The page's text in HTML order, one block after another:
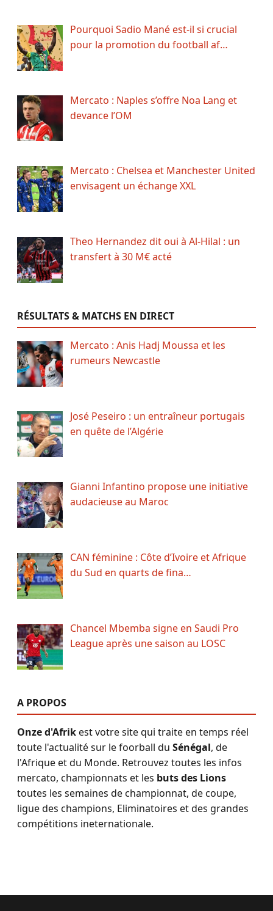
Pourquoi Sadio Mané est-il si crucial
pour la promotion du football af…
Mercato : Naples s’offre Noa Lang et
devance l’OM
Mercato : Chelsea et Manchester United
envisagent un échange XXL
Theo Hernandez dit oui à Al-Hilal : un
transfert à 30 M€ acté
RÉSULTATS & MATCHS EN DIRECT
Mercato : Anis Hadj Moussa et les
rumeurs Newcastle
José Peseiro : un entraîneur portugais
en quête de l’Algérie
Gianni Infantino propose une initiative
audacieuse au Maroc
CAN féminine : Côte d’Ivoire et Afrique
du Sud en quarts de fina…
Chancel Mbemba signe en Saudi Pro
League après une saison au LOSC
A PROPOS
Onze d'Afrikest votre site qui traite en temps réel
toute l'actualité sur le foorball du Sénégal, de
l'Afrique et du Monde. Retrouvez toutes les infos
mercato, championnats et les buts des Lions
toutes les semaines de championnat, de coupe,
ligue des champions, Eliminatoires et des grandes
compétitions ineternationale.